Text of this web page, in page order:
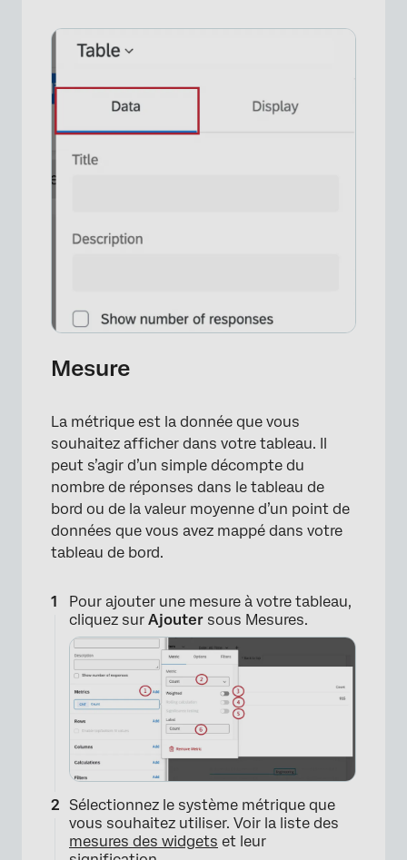
Mesure
La métrique est la donnée que vous
souhaitez afficher dans votre tableau. Il
peut s’agir d’un simple décompte du
nombre de réponses dans le tableau de
bord ou de la valeur moyenne d’un point de
données que vous avez mappé dans votre
tableau de bord.
Pour ajouter une mesure à votre tableau,
cliquez sur Ajouter sous Mesures.
Sélectionnez le système métrique que
vous souhaitez utiliser. Voir la liste des
mesures des widgets et leur